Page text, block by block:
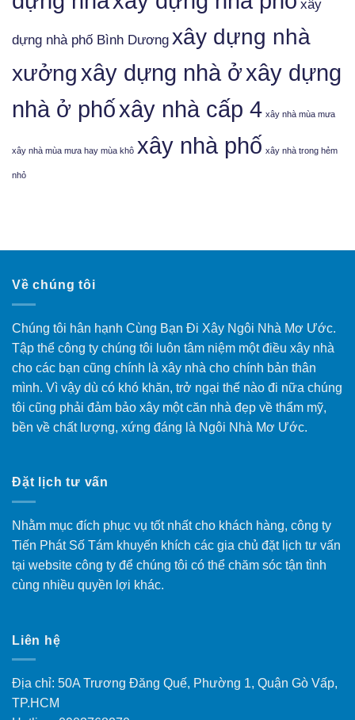
xây
dựng nhà phố Bình Dương xây dựng nhà
xưởngxây dựng nhà ởxây dựng
nhà ở phốxây nhà cấp 4 xây nhà mùa mưa
xây nhà mùa mưa hay mùa khô xây nhà phố xây nhà trong hẻm
nhỏ
Về chúng tôi
Chúng tôi hân hạnh Cùng Bạn Đi Xây Ngôi Nhà Mơ Ước.
Tập thể công ty chúng tôi luôn tâm niệm một điều xây nhà
cho các bạn cũng chính là xây nhà cho chính bản thân
mình. Vì vậy dù có khó khăn, trở ngại thế nào đi nữa chúng
tôi cũng phải đảm bảo xây một căn nhà đẹp về thẩm mỹ,
bền về chất lượng, xứng đáng là Ngôi Nhà Mơ Ước.
Đặt lịch tư vấn
Nhằm mục đích phục vụ tốt nhất cho khách hàng, công ty
Tiến Phát Số Tám khuyến khích các gia chủ đặt lịch tư vấn
tại website công ty để chúng tôi có thể chăm sóc tận tình
cùng nhiều quyền lợi khác.
Liên hệ
Địa chỉ: 50A Trương Đăng Quế, Phường 1, Quận Gò Vấp,
TP.HCM